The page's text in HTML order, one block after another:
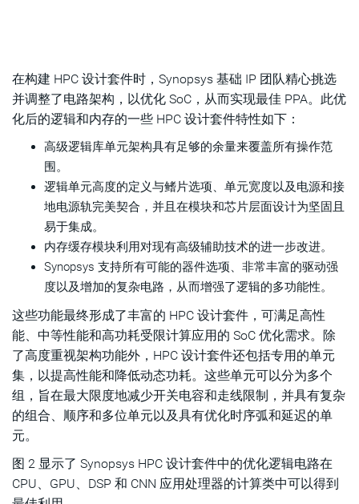
在构建 HPC 设计套件时，Synopsys 基础 IP 团队精心挑选
并调整了电路架构，以优化 SoC，从而实现最佳 PPA。此优
化后的逻辑和内存的一些 HPC 设计套件特性如下：
高级逻辑库单元架构具有足够的余量来覆盖所有操作范
围。
逻辑单元高度的定义与鳍片选项、单元宽度以及电源和接
地电源轨完美契合，并且在模块和芯片层面设计为坚固且
易于集成。
内存缓存模块利用对现有高级辅助技术的进一步改进。
Synopsys 支持所有可能的器件选项、非常丰富的驱动强
度以及增加的复杂电路，从而增强了逻辑的多功能性。
这些功能最终形成了丰富的 HPC 设计套件，可满足高性
能、中等性能和高功耗受限计算应用的 SoC 优化需求。除
了高度重视架构功能外，HPC 设计套件还包括专用的单元
集，以提高性能和降低动态功耗。这些单元可以分为多个
组，旨在最大限度地减少开关电容和走线限制，并具有复杂
的组合、顺序和多位单元以及具有优化时序弧和延迟的单
元。
图 2 显示了 Synopsys HPC 设计套件中的优化逻辑电路在
CPU、GPU、DSP 和 CNN 应用处理器的计算类中可以得到